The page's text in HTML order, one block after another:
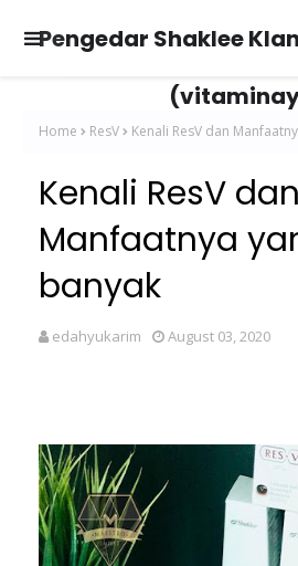
Pengedar Shaklee
Home ResV Kenali ResV dan
Kenali ResV dan
Manfaatnya
banyak
edahyukarim August 03, 2020